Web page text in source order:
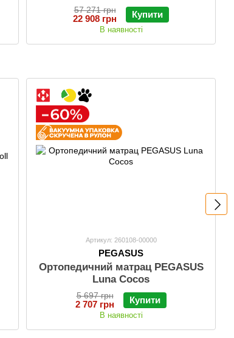
57 271 грн
22 908 грн Купити
В наявності
Артикул: 260108-00000
PEGASUS
Ортопедичний матрац PEGASUS
Luna Cocos
5 697 грн
2 707 грн Купити
В наявності